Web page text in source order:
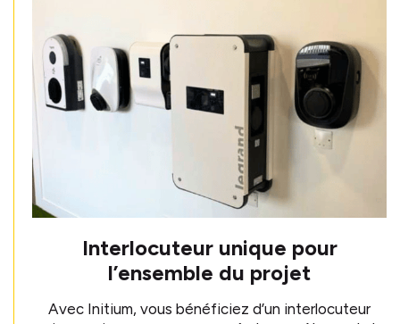
Interlocuteur unique pour
l’ensemble du projet
Avec Initium, vous bénéficiez d’un interlocuteur